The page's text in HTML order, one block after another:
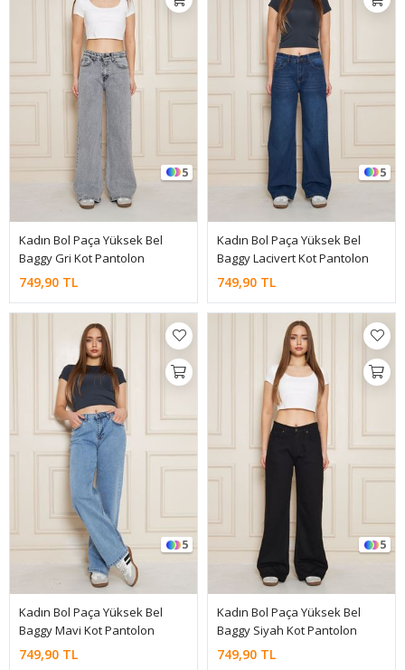
5
Kadın Bol Paça Yüksek Bel
Baggy Gri Kot Pantolon
749,90 TL
5
Kadın Bol Paça Yüksek Bel
Baggy Lacivert Kot Pantolon
749,90 TL
5
Kadın Bol Paça Yüksek Bel
Baggy Mavi Kot Pantolon
749,90 TL
5
Kadın Bol Paça Yüksek Bel
Baggy Siyah Kot Pantolon
749,90 TL